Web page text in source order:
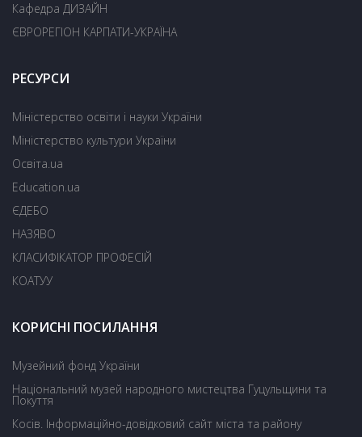
Кафедра ДИЗАЙН
ЄВРОРЕГІОН КАРПАТИ-УКРАЇНА
РЕСУРСИ
Міністерство освіти і науки України
Міністерство культури України
Освіта.ua
Education.ua
ЄДЕБО
НАЗЯВО
КЛАСИФІКАТОР ПРОФЕСІЙ
КОАТУУ
КОРИСНІ ПОСИЛАННЯ
Музейний фонд України
Національний музей народного мистецтва Гуцульщини та
Покуття
Косів. Інформаційно-довідковий сайт міста та району